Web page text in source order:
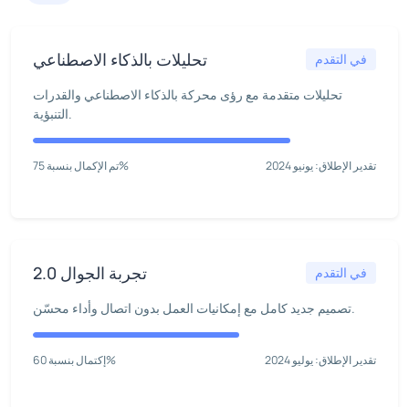
تحليلات بالذكاء الاصطناعي في التقدم
تحليلات متقدمة مع رؤى محركة بالذكاء الاصطناعي والقدرات
التنبؤية.
تم الإكمال بنسبة 75% تقدير الإطلاق: يونيو 2024
تجربة الجوال 2.0 في التقدم
تصميم جديد كامل مع إمكانيات العمل بدون اتصال وأداء محسّن.
إكتمال بنسبة 60% تقدير الإطلاق: يوليو 2024